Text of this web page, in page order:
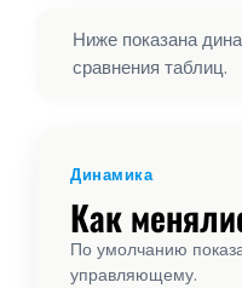
Ниже показана
сравнения таблиц.
Динамика
Как
По умолчанию
управляющему.